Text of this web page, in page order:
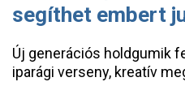
segíthet embert
Új generációs holdgumik
iparági verseny, kreatív